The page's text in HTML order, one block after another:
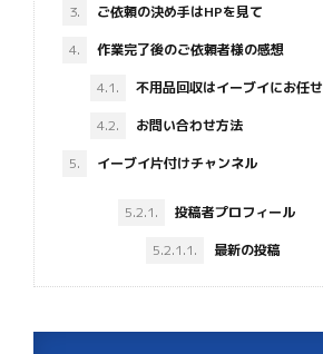
3.
ご依頼の決め手はHPを見て
4.
作業完了後のご依頼者様の感想
4.1.
不用品回収はイーブイにお任
4.2.
お問い合わせ方法
5.
イーブイ片付けチャンネル
5.2.1.
投稿者プロフィール
5.2.1.1.
最新の投稿